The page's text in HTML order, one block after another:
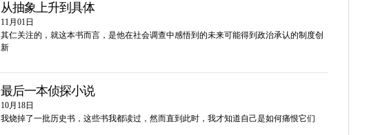
从抽象上升到具体
11月01日
其仁关注的，就这本书而言，是他在社会调查中感悟到的未来可能得到政治承认的制度创
新
最后一本侦探小说
10月18日
我烧掉了一批历史书，这些书我都读过，然而直到此时，我才知道自己是如何痛恨它们